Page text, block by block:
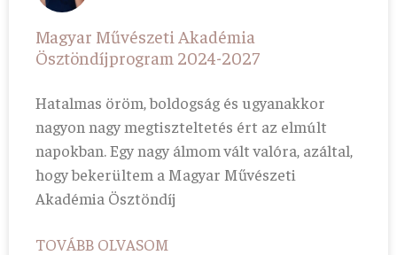
Magyar Művészeti Akadémia
Ösztöndíjprogram 2024-2027
Hatalmas öröm, boldogság és ugyanakkor
nagyon nagy megtiszteltetés ért az elmúlt
napokban. Egy nagy álmom vált valóra, azáltal,
hogy bekerültem a Magyar Művészeti
Akadémia Ösztöndíj
TOVÁBB OLVASOM